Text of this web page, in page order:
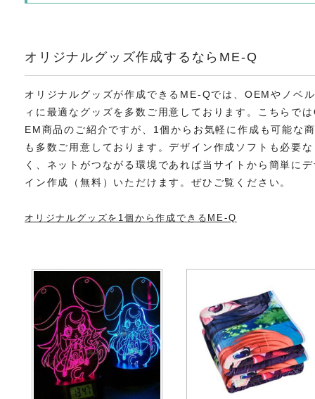
オリジナルグッズ作成するならME-Q
オリジナルグッズが作成できるME-Qでは、OEMやノベ
ィに最適なグッズを多数ご用意しております。こちらで
EM商品のご紹介ですが、1個からお気軽に作成も可能な
も多数ご用意しております。デザイン作成ソフトも必要な
く、ネットがつながる環境であれば当サイトから簡単に
イン作成（無料）いただけます。ぜひご覧ください。
オリジナルグッズを1個から作成できるME-Q